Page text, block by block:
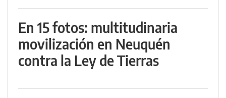
En 15 fotos: multitudinaria
movilización en Neuquén
contra la Ley de Tierras